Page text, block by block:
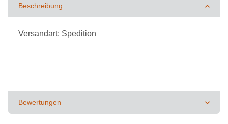
Beschreibung
Versandart: Spedition
Bewertungen